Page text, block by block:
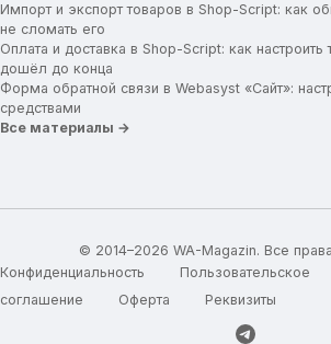
Импорт и экспорт товаров в Shop-Script: как
не сломать его
Оплата и доставка в Shop-Script: как настроить
дошёл до конца
Форма обратной связи в Webasyst «Сайт»:
средствами
Все материалы →
© 2014–2026 WA-Magazin. Все
Конфиденциальность
Пользовательское
соглашение
Оферта Реквизиты